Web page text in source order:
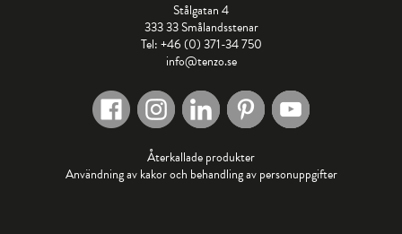
Stålgatan 4
333 33 Smålandsstenar
Tel: +46 (0) 371-34 750
info@tenzo.se
Återkallade produkter
Användning av kakor och behandling av personuppgifter